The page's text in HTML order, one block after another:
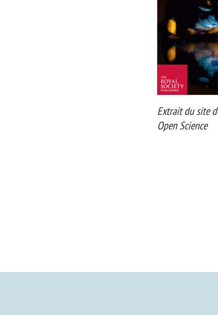
Extrait du site
Open Science